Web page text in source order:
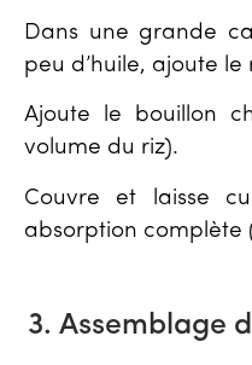
Dans une grande
peu d’huile, ajoute
Ajoute le bouillon
volume du riz).
Couvre et laisse
absorption complète
3. Assemblage